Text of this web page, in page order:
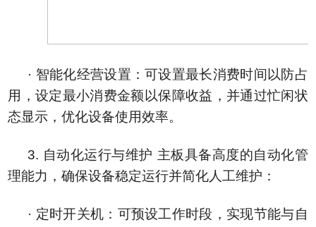
· 智能化经营设置：可设置最长消费时间以防占
用，设定最小消费金额以保障收益，并通过忙闲状
态显示，优化设备使用效率。
3. 自动化运行与维护 主板具备高度的自动化管
理能力，确保设备稳定运行并简化人工维护：
· 定时开关机：可预设工作时段，实现节能与自